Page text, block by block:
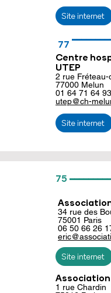
Site internet
77
Centre
UTEP
2 rue Fréteau-
77000 Melun
01 64 71 64 93
utep@ch-
Site internet
75
34 rue des
75001 Paris
06 50 66 26
Site internet
Association
1 rue Chardin